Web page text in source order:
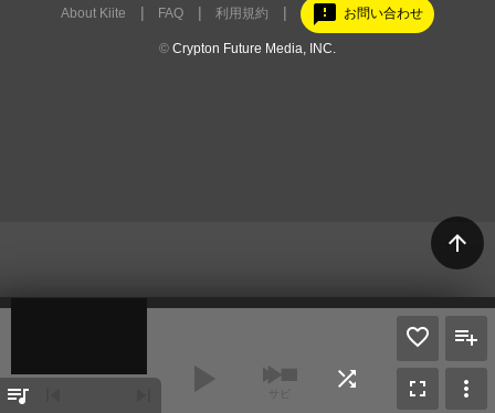
arrow_upward
About Kiite FAQ 利用規約 feedback お問い合わせ
© Crypton Future Media, INC.
queue_music play_arrow サビ
shuffle fullscreen more_vert